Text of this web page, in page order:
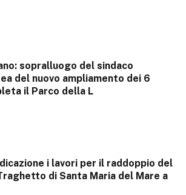
sopralluogo del sindaco
del nuovo ampliamento dei 6
il Parco della L
i lavori per il raddoppio del
di Santa Maria del Mare a